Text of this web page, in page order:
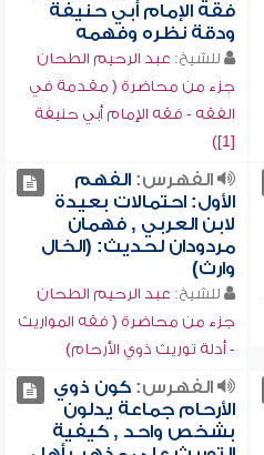
فقه الإمام أبي حنيفة
ودقة نظره وفهمه
للشيخ: عبد الرحيم الطحان
جزء من محاضرة ( مقدمة في
الفقه - فقه الإمام أبي حنيفة
[1])
الفهرس:الفهم
الأول: احتمالات بعيدة
لابن العربي , فهمان
مردودان لحديث: (الخال
وارث)
للشيخ: عبد الرحيم الطحان
جزء من محاضرة ( فقه المواريث
- أدلة توريث ذوي الأرحام)
الفهرس:كون ذوي
الأرحام جماعة يدلون
بشخص واحد , كيفية